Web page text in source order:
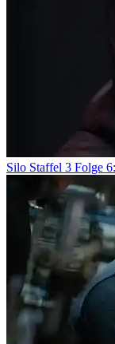
Silo Staffel 3 Folge